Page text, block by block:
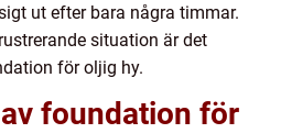
ut efter bara några timmar.
situation är det
för oljig hy.
foundation för